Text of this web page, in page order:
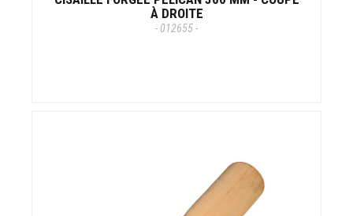
À DROITE
- 012655 -